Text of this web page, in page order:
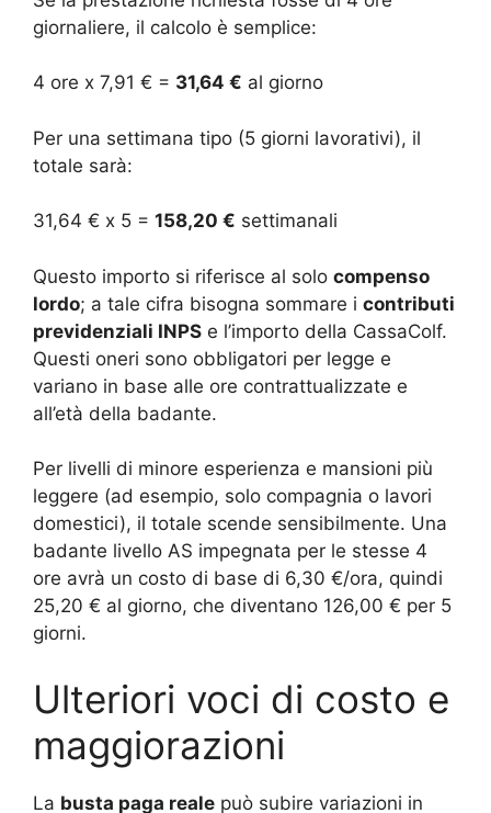
giornaliere, il calcolo è semplice:
4 ore x 7,91 € = 31,64 € al giorno
Per una settimana tipo (5 giorni lavorativi), il
totale sarà:
31,64 € x 5 = 158,20 € settimanali
Questo importo si riferisce al solo compenso
lordo; a tale cifra bisogna sommare i contributi
previdenziali INPS e l’importo della CassaColf.
Questi oneri sono obbligatori per legge e
variano in base alle ore contrattualizzate e
all’età della badante.
Per livelli di minore esperienza e mansioni più
leggere (ad esempio, solo compagnia o lavori
domestici), il totale scende sensibilmente. Una
badante livello AS impegnata per le stesse 4
ore avrà un costo di base di 6,30 €/ora, quindi
25,20 € al giorno, che diventano 126,00 € per 5
giorni.
Ulteriori voci di costo e
maggiorazioni
La busta paga reale può subire variazioni in